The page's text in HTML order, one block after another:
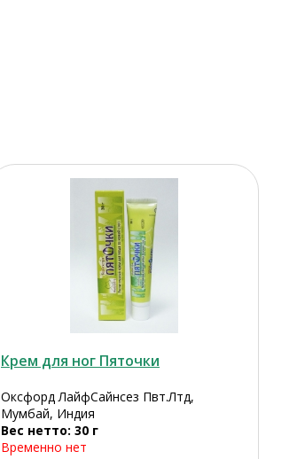
Крем для ног Пяточки
Оксфорд ЛайфСайнсез Пвт.Лтд,
Мумбай, Индия
Вес нетто: 30 г
Временно нет